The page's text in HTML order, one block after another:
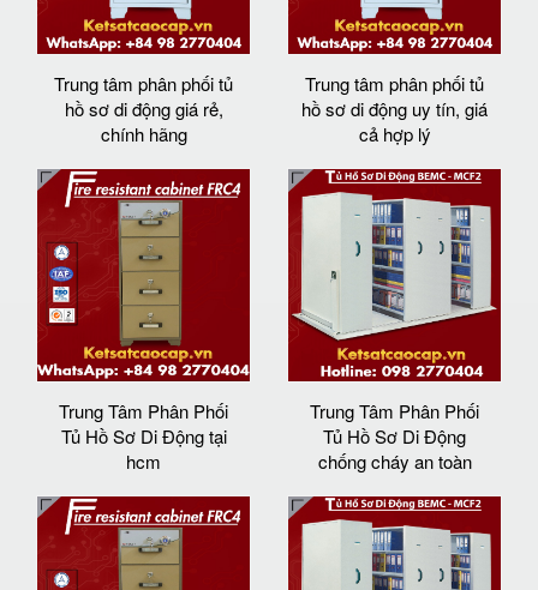
Trung tâm phân phối tủ
hồ sơ di động giá rẻ,
chính hãng
Trung tâm phân phối tủ
hồ sơ di động uy tín, giá
cả hợp lý
Trung Tâm Phân Phối
Tủ Hồ Sơ Di Động tại
hcm
Trung Tâm Phân Phối
Tủ Hồ Sơ Di Động
chống cháy an toàn